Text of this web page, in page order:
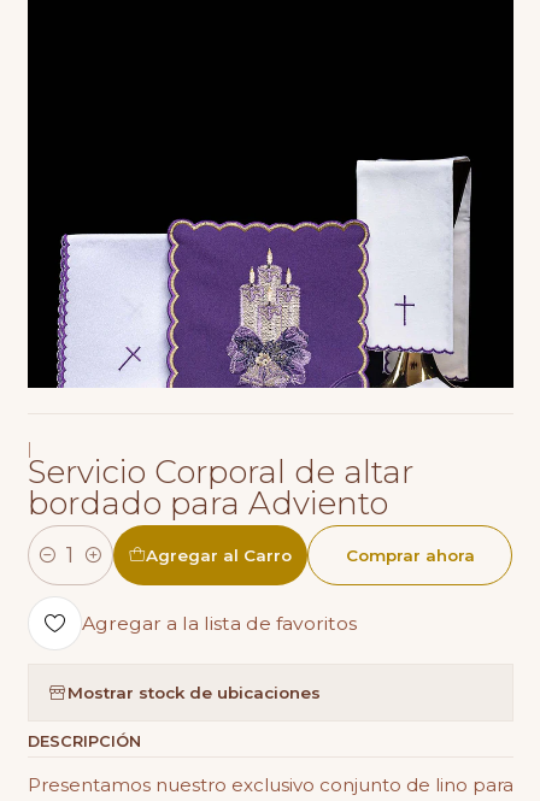
Servicio Corporal de altar
bordado para Adviento
Cantidad
Agregar al Carro Comprar ahora
Agregar a la lista de favoritos
Mostrar stock de ubicaciones
DESCRIPCIÓN
Presentamos nuestro exclusivo conjunto de lino para